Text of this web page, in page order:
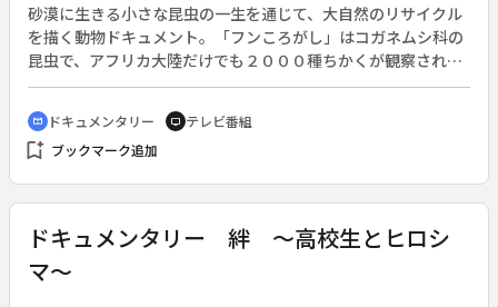
砂漠に生きる小さな昆虫の一生を通じて、大自然のリサイクル
を描く動物ドキュメント。「フンころがし」はコガネムシ科の
昆虫で、アフリカ大陸だけでも２０００種ちかくが観察され
る。なかでも「スカラベ」とよばれる種類は、動物のフンを丸
めて後足でころがし、地中にうめてそのフンを食べ、そのフン
の中に卵を産む。卵は、そのフンを栄養分として育つ。
cinematic_blur ドキュメンタリー tv テレビ番組
bookmark_add ブックマーク追加
ドキュメンタリー 絆 ～高校生とヒロシ
マ～